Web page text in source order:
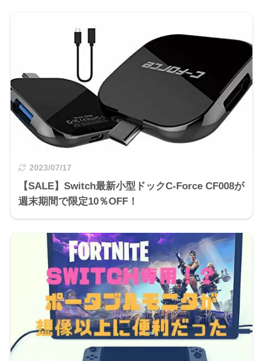
2023/07/17
【SALE】Switch最新小型ドックC-Force CF008が
週末期間で限定10％OFF！